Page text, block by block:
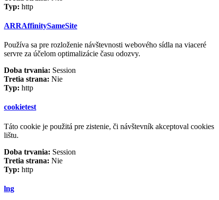
Typ: http
ARRAffinitySameSite
Používa sa pre rozloženie návštevnosti webového sídla na viaceré
servre za účelom optimalizácie času odozvy.
Doba trvania: Session
Tretia strana: Nie
Typ: http
cookietest
Táto cookie je použitá pre zistenie, či návštevník akceptoval cookies
lištu.
Doba trvania: Session
Tretia strana: Nie
Typ: http
lng